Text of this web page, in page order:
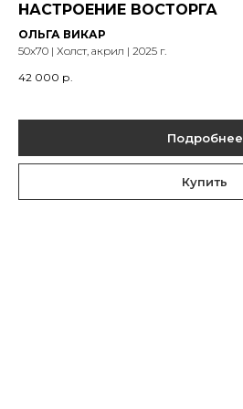
НАСТРОЕНИЕ ВОСТОРГА
ОЛЬГА ВИКАР
50х70 | Холст, акрил | 2025 г.
42 000 р.
Подробнее
Купить